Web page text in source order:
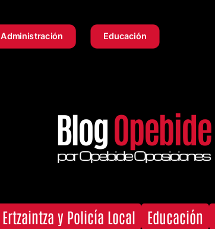
Administración Educación
BlogOpebide
por Opebide Oposiciones
Ertzaintza y Policía Local Educación